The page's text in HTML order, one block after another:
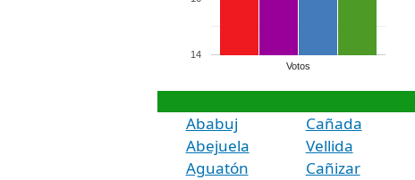
Votos
14
Ababuj
Abejuela
Aguatón
Cañada
Vellida
Cañizar